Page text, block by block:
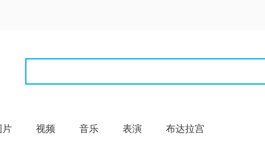
片 视频 音乐 表演 布达拉宫